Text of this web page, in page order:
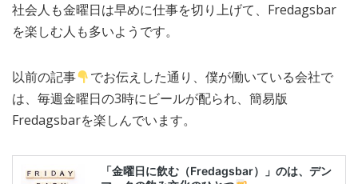
社会人も金曜日は早めに仕事を切り上げて、Fredagsbar
を楽しむ人も多いようです。
以前の記事
でお伝えした通り、僕が働いている会社で
は、毎週金曜日の3時にビールが配られ、簡易版
Fredagsbarを楽しんでいます。